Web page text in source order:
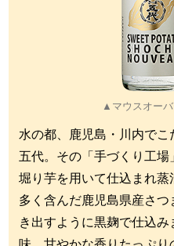
▲マウスオー
水の都、鹿児島・川内でこ
五代。その「手づくり工
堀り芋を用いて仕込まれ
多く含んだ鹿児島県産さつ
き出すように黒麹で仕込